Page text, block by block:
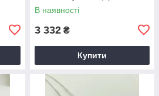
В наявності
3 332 ₴
Купити